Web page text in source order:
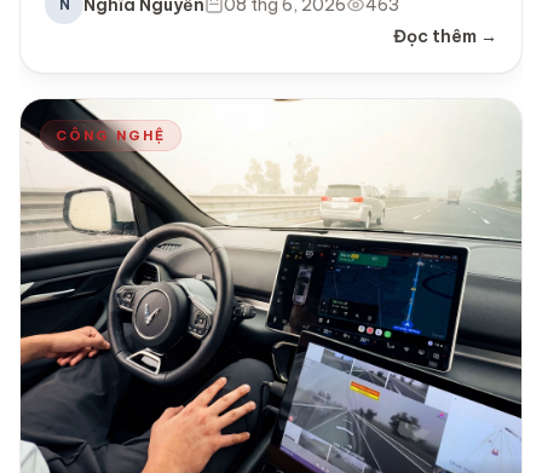
N Nghĩa Nguyễn 08 thg 6, 2026
463
Đọc thêm →
CÔNG NGHỆ